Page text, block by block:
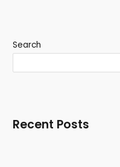
Search
Recent Posts